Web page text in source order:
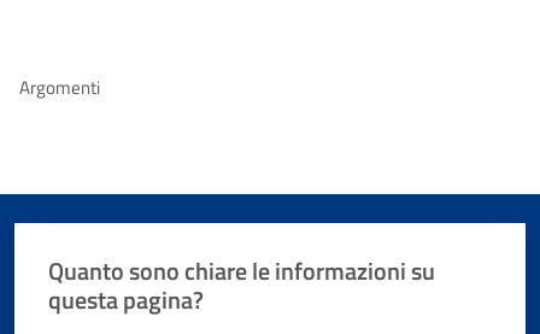
Argomenti
Quanto sono chiare le informazioni su
questa pagina?